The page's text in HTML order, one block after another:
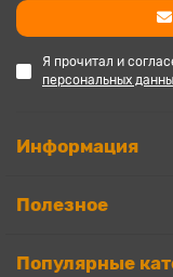
Я прочитал и
персональных
Информация
Полезное
Популярные